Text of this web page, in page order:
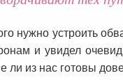
нужно устроить
и увидел
ли из нас готовы